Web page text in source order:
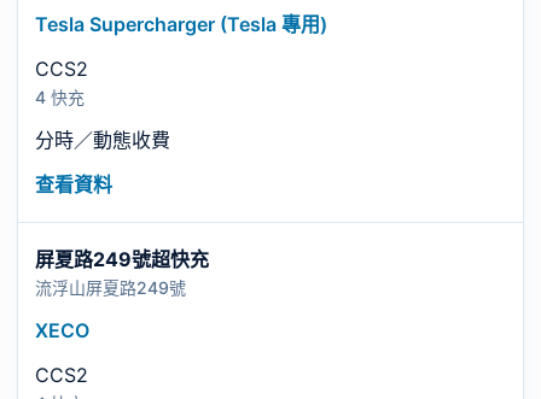
Tesla Supercharger (Tesla 專用)
CCS2
4 快充
分時／動態收費
查看資料
屏夏路249號超快充
流浮山屏夏路249號
XECO
CCS2